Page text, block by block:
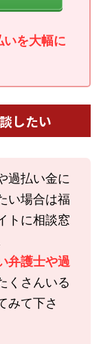
いを大幅に
したい
過払い金に
い場合は福
トに相談窓
弁護士や過
くさんいる
みて下さ